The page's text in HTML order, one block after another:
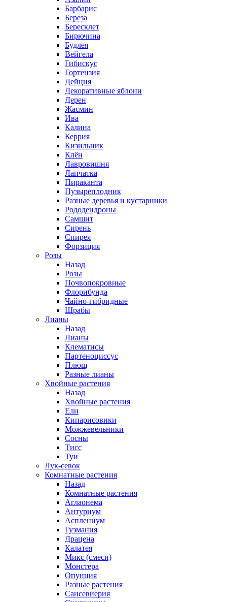
Барбарис
Береза
Бересклет
Бирючина
Будлея
Вейгела
Гибискус
Гортензия
Дейция
Декоративные яблони
Дерен
Жасмин
Ива
Калина
Керрия
Кизильник
Клён
Лавровишня
Лапчатка
Пираканта
Пузыреплодник
Разные деревья и кустарники
Рододендроны
Самшит
Сирень
Спирея
Форзиция
Розы
Назад
Розы
Почвопокровные
Флорибунда
Чайно-гибридные
Шрабы
Лианы
Назад
Лианы
Клематисы
Партеноциссус
Плющ
Разные лианы
Хвойные растения
Назад
Хвойные растения
Ели
Кипарисовики
Можжевельники
Сосны
Тисс
Туи
Лук-севок
Комнатные растения
Назад
Комнатные растения
Аглаонема
Антуриум
Асплениум
Гузмания
Драцена
Калатея
Микс (смеси)
Монстера
Опунция
Разные растения
Сансевиерия